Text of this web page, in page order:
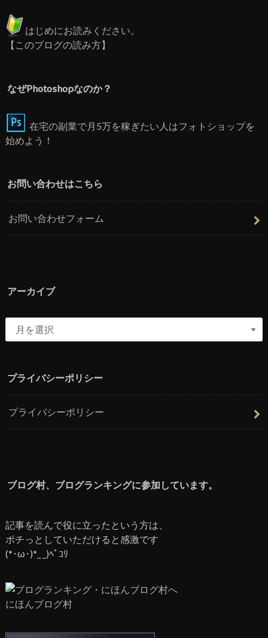
はじめにお読みください。
【このブログの読み方】
なぜPhotoshopなのか？
在宅の副業で月5万を稼ぎたい人はフォトショップを
始めよう！
お問い合わせはこちら
お問い合わせフォーム
アーカイブ
プライバシーポリシー
プライバシーポリシー
ブログ村、ブログランキングに参加しています。
記事を読んで役に立ったという方は、
ポチっとしていただけると感激です
(*･ω･)*_ _)ﾍﾟｺﾘ
にほんブログ村